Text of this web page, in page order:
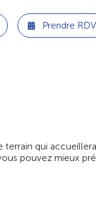
Prendre RDV
terrain qui
pouvez mieux